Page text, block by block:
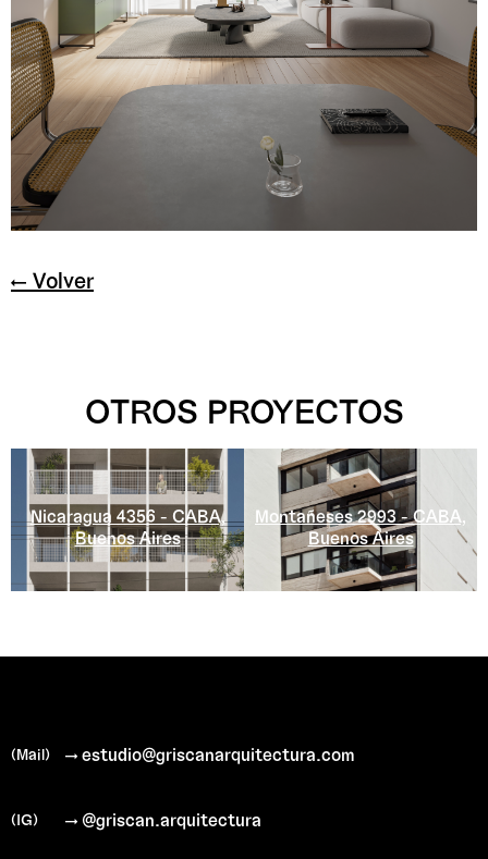
← Volver
OTROS PROYECTOS
Nicaragua 4356 - CABA,
Buenos Aires
Montañeses 2993 - CABA,
Buenos Aires
(Mail) → estudio@griscanarquitectura.com
(IG) → @griscan.arquitectura